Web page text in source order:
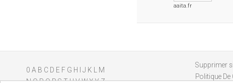
aaita.fr
0 A B C D E F G H J K
M
Supprimer
Politique